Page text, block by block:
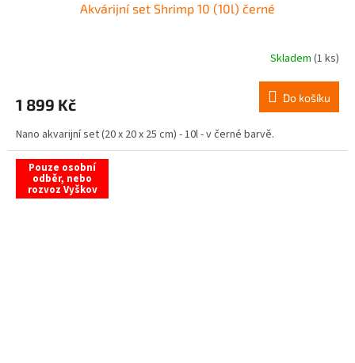
Akvárijní set Shrimp 10 (10l) černé
Skladem (1 ks)
1 899 Kč Do košíku
Nano akvarijní set (20 x 20 x 25 cm) - 10l - v černé barvě.
Pouze osobní
odběr, nebo
rozvoz Vyškov